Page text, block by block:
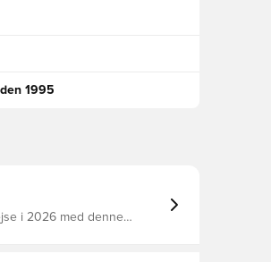
1995
i 2026 med denne